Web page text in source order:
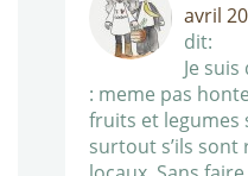
avril
dit:
Je
: meme pas
fruits et legumes
surtout s’ils